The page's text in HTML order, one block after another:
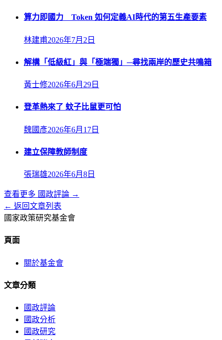
算力即國力 Token 如何定義AI時代的第五生產要素
林建甫2026年7月2日
解構「低級紅」與「極端獨」─尋找兩岸的歷史共鳴箱
黃士修2026年6月29日
登革熱來了 蚊子比鼠更可怕
魏國彥2026年6月17日
建立保障教師制度
張瑞雄2026年6月8日
查看更多 國政評論 →
← 返回文章列表
國家政策研究基金會
頁面
關於基金會
文章分類
國政評論
國政分析
國政研究